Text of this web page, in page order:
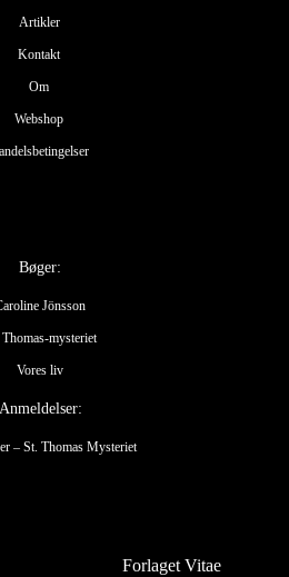
Artikler
Kontakt
Om
Webshop
Bøger:
Jönsson
mysteriet
Vores liv
Anmeldelser:
– St. Thomas Mysteriet
Forlaget Vitae